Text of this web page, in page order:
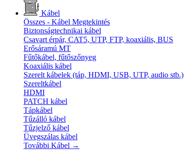
Kábel
Összes - Kábel Megtekintés
Biztonságtechnikai kábel
Csavart érpár, CAT5, UTP, FTP, koaxiális, BUS
Erősáramú MT
Fűtőkábel, fűtőszőnyeg
Koaxiális kábel
Szerelt kábelek (táp, HDMI, USB, UTP, audio stb.)
Szereltkábel
HDMI
PATCH kábel
Tápkábel
Tűzálló kábel
Tűzjelző kábel
Üvegszálas kábel
További Kábel →